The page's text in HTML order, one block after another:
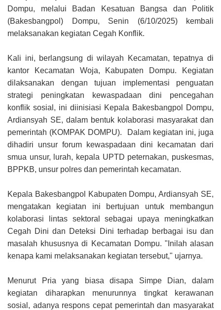
Dompu, melalui Badan Kesatuan Bangsa dan Politik
(Bakesbangpol) Dompu, Senin (6/10/2025) kembali
melaksanakan kegiatan Cegah Konflik.
Kali ini, berlangsung di wilayah Kecamatan, tepatnya di
kantor Kecamatan Woja, Kabupaten Dompu. Kegiatan
dilaksanakan dengan tujuan implementasi penguatan
strategi peningkatan kewaspadaan dini pencegahan
konflik sosial, ini diinisiasi Kepala Bakesbangpol Dompu,
Ardiansyah SE, dalam bentuk kolaborasi masyarakat dan
pemerintah (KOMPAK DOMPU). Dalam kegiatan ini, juga
dihadiri unsur forum kewaspadaan dini kecamatan dari
smua unsur, lurah, kepala UPTD peternakan, puskesmas,
BPPKB, unsur polres dan pemerintah kecamatan.
Kepala Bakesbangpol Kabupaten Dompu, Ardiansyah SE,
mengatakan kegiatan ini bertujuan untuk membangun
kolaborasi lintas sektoral sebagai upaya meningkatkan
Cegah Dini dan Deteksi Dini terhadap berbagai isu dan
masalah khususnya di Kecamatan Dompu. "Inilah alasan
kenapa kami melaksanakan kegiatan tersebut," ujarnya.
Menurut Pria yang biasa disapa Simpe Dian, dalam
kegiatan diharapkan menurunnya tingkat kerawanan
sosial, adanya respons cepat pemerintah dan masyarakat